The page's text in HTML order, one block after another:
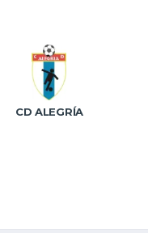
CD ALEGRÍA